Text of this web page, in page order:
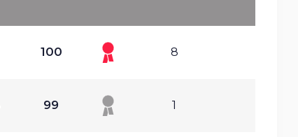
100 8
99 1